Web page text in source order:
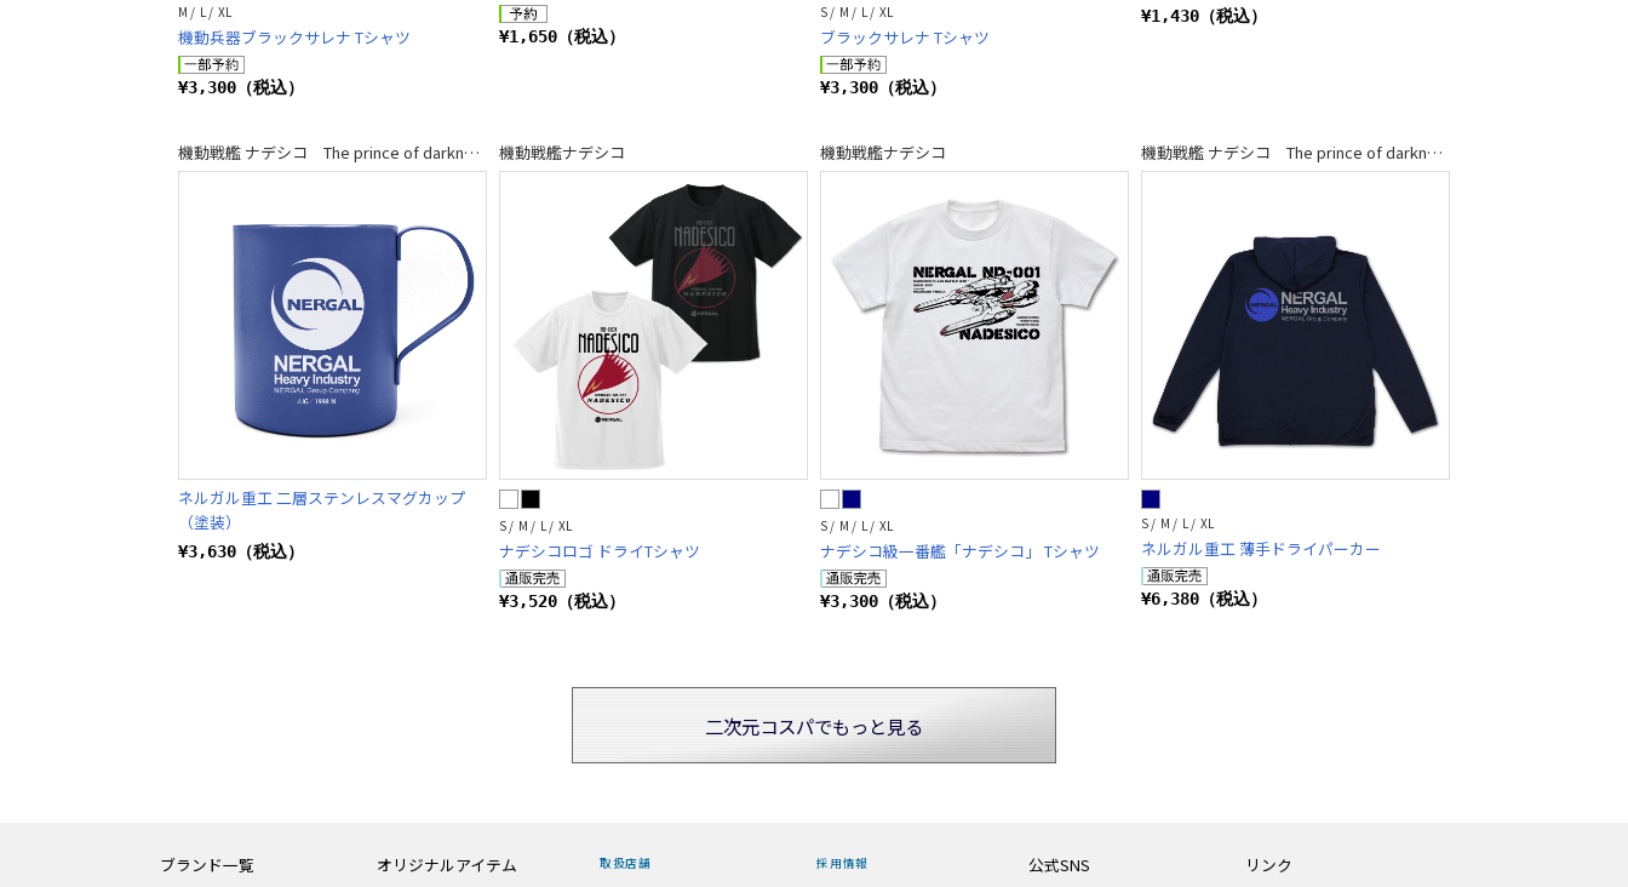
M / L / XL
機動兵器ブラックサレナ Tシャツ
¥3,300（税込）
¥1,650（税込）
S / M / L / XL
ブラックサレナ Tシャツ
¥3,300（税込）
¥1,430（税込）
機動戦艦 ナデシコ The prince of darkness
ネルガル重工 二層ステンレスマグカップ
（塗装）
¥3,630（税込）
機動戦艦ナデシコ
S / M / L / XL
ナデシコロゴ ドライTシャツ
¥3,520（税込）
機動戦艦ナデシコ
S / M / L / XL
ナデシコ級一番艦「ナデシコ」 Tシャツ
¥3,300（税込）
機動戦艦 ナデシコ The prince of darkness
S / M / L / XL
ネルガル重工 薄手ドライパーカー
¥6,380（税込）
二次元コスパでもっと見る
ブランド一覧 オリジナルアイテム 取扱店舗 採用情報 公式SNS リンク